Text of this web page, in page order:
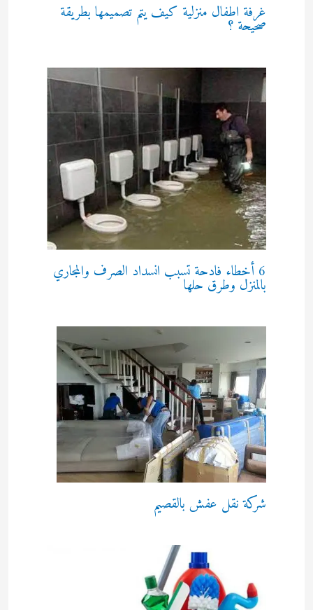
غرفة اطفال منزلية كيف يتم تصميمها بطريقة
صحيحة ؟
6 أخطاء فادحة تسبب انسداد الصرف والمجاري
بالمنزل وطرق حلها
شركة نقل عفش بالقصيم